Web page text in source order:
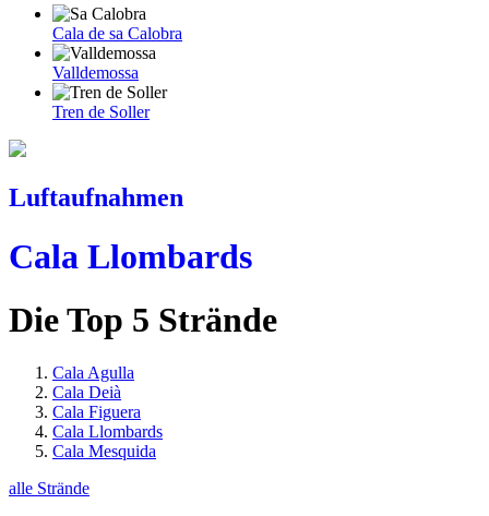
Cala de sa Calobra
Valldemossa
Tren de Soller
Luftaufnahmen
Cala Llombards
Die Top 5 Strände
Cala Agulla
Cala Deià
Cala Figuera
Cala Llombards
Cala Mesquida
alle Strände